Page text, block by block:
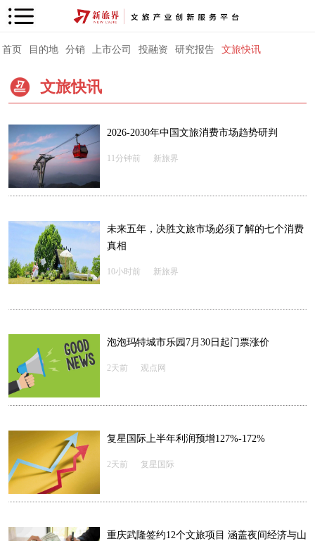
首页 目的地 分销 上市公司 投融资 研究报告 文旅快讯
文旅快讯
2026-2030年中国文旅消费市场趋势研判
11分钟前 新旅界
未来五年，决胜文旅市场必须了解的七个消费
真相
10小时前 新旅界
泡泡玛特城市乐园7月30日起门票涨价
2天前 观点网
复星国际上半年利润预增127%-172%
2天前 复星国际
重庆武隆签约12个文旅项目 涵盖夜间经济与山